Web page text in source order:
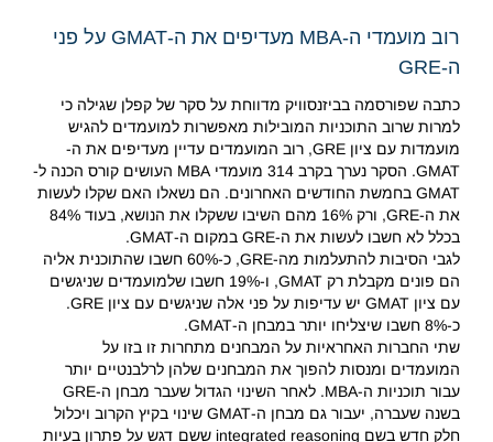
רוב מועמדי ה-MBA מעדיפים את ה-GMAT על פני
ה-GRE
כתבה שפורסמה בביזנסוויק מדווחת על סקר של קפלן שגילה כי
למרות שרוב התוכניות המובילות מאפשרות למועמדים להגיש
מועמדות עם ציון GRE, רוב המועמדים עדיין מעדיפים את ה-
GMAT. הסקר נערך בקרב 314 מועמדי MBA העושים קורס הכנה ל-
GMAT בחמשת החודשים האחרונים. הם נשאלו האם שקלו לעשות
את ה-GRE, ורק 16% מהם השיבו ששקלו את הנושא, בעוד 84%
בכלל לא חשבו לעשות את ה-GRE במקום ה-GMAT.
לגבי הסיבות להתעלמות מה-GRE, כ-60% חשבו שהתוכנית אליה
הם פונים מקבלת רק GMAT, ו-19% חשבו שלמועמדים שניגשים
עם ציון GMAT יש עדיפות על פני אלה שניגשים עם ציון GRE.
כ-8% חשבו שיצליחו יותר במבחן ה-GMAT.
שתי החברות האחראיות על המבחנים מתחרות זו בזו על
המועמדים ומנסות להפוך את המבחנים שלהן לרלבנטיים יותר
עבור תוכניות ה-MBA. לאחר השינוי הגדול שעבר מבחן ה-GRE
בשנה שעברה, יעבור גם מבחן ה-GMAT שינוי בקיץ הקרוב ויכלול
חלק חדש בשם integrated reasoning ששם דגש על פתרון בעיות